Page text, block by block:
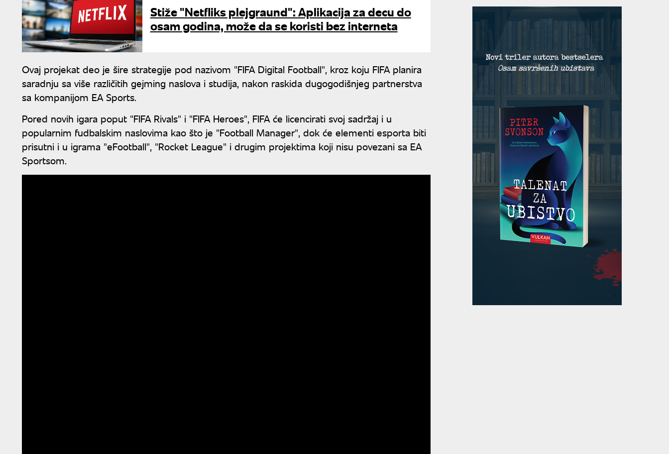
Stiže "Netfliks plejgraund": Aplikacija za decu do
osam godina, može da se koristi bez interneta
Ovaj projekat deo je šire strategije pod nazivom "FIFA Digital Football", kroz koju FIFA planira
saradnju sa više različitih gejming naslova i studija, nakon raskida dugogodišnjeg partnerstva
sa kompanijom EA Sports.
Pored novih igara poput "FIFA Rivals" i "FIFA Heroes", FIFA će licencirati svoj sadržaj i u
popularnim fudbalskim naslovima kao što je "Football Manager", dok će elementi esporta biti
prisutni i u igrama "eFootball", "Rocket League" i drugim projektima koji nisu povezani sa EA
Sportsom.